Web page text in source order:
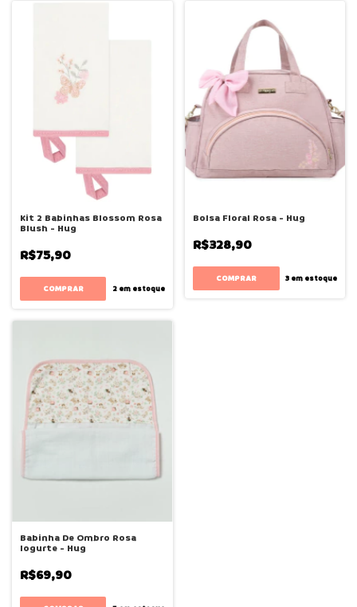
Kit 2 Babinhas Blossom Rosa
Blush - Hug
R$75,90
2em estoque
Bolsa Floral Rosa - Hug
R$328,90
COMPRAR 3 em estoque
Babinha De Ombro Rosa
Iogurte - Hug
R$69,90